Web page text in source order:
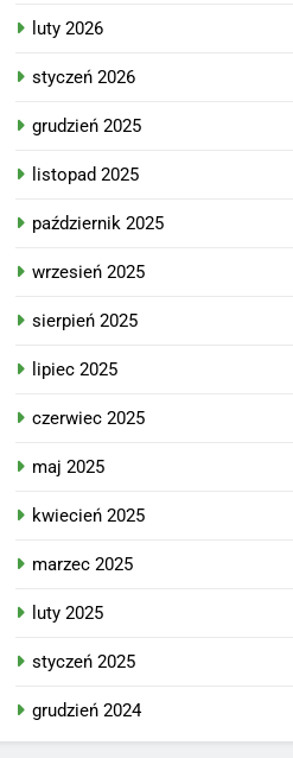
luty 2026
styczeń 2026
grudzień 2025
listopad 2025
październik 2025
wrzesień 2025
sierpień 2025
lipiec 2025
czerwiec 2025
maj 2025
kwiecień 2025
marzec 2025
luty 2025
styczeń 2025
grudzień 2024